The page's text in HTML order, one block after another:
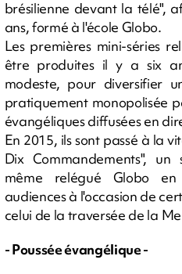
brésilienne devant la télé",
ans, formé à l'école Globo.
Les premières mini-séries
être produites il y a six
modeste, pour diversifier
pratiquement monopolisée
évangéliques diffusées en
En 2015, ils sont passé à la
Dix Commandements",
même relégué Globo
audiences à l'occasion de
celui de la traversée de la
- Poussée évangélique -